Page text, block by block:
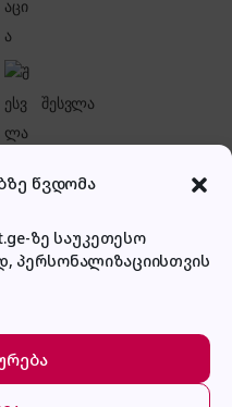
წვდომა
ზე საუკეთესო
პერსონალიზაციისთვის
შესვლა
პირადი კაბინეტი